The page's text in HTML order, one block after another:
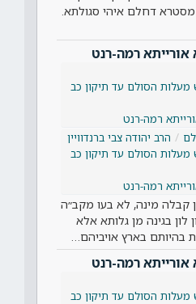
דחלם איהי סגולתא.
רמה-רנט
מעלות הסולם עד תיקון כב
רמה-רנט
הרב יהודה צבי ברנדוויין
מעלות הסולם עד תיקון כב
רמה-רנט
קבלה מינה, לא בעו מקב״ה
לון בגינה מן גלותא אלא
בהיותם בארץ אויביהם…
רמה-רנט
מעלות הסולם עד תיקון כב